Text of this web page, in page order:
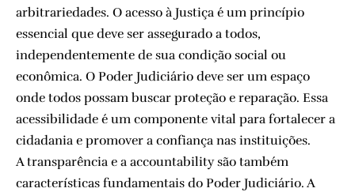
arbitrariedades. O acesso à Justiça é um princípio
essencial que deve ser assegurado a todos,
independentemente de sua condição social ou
econômica. O Poder Judiciário deve ser um espaço
onde todos possam buscar proteção e reparação. Essa
acessibilidade é um componente vital para fortalecer a
cidadania e promover a confiança nas instituições.
A transparência e a accountability são também
características fundamentais do Poder Judiciário. A